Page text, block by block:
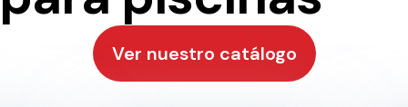
Ver nuestro catálogo